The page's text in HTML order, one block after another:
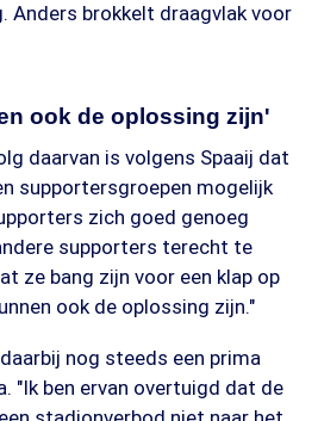
Anders brokkelt draagvlak voor
ook de oplossing zijn'
daarvan is volgens Spaaij dat
supportersgroepen mogelijk
zich goed genoeg
supporters terecht te
ze bang zijn voor een klap op
ook de oplossing zijn."
nog steeds een prima
"Ik ben ervan overtuigd dat de